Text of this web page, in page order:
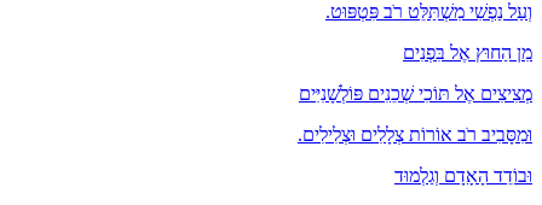
וְעַל נַפְשִׁי מִשְׁתַּלֵּט רֹב פִּטְפּוּט.
מִן הַחוּץ אֶל בִּפְנִים
מְצִיצִים אֶל תּוֹכִי שְׁכֵנִים פּוֹלְשָׁנִיִּים
וּמִסָּבִיב רֹב אוֹרוֹת צְלָלִים וּצְלִילִים.
וּבוֹדֵד הָאָדָם וְגַלְמוּד